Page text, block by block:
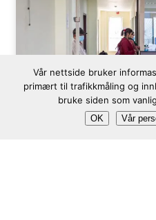
Vår nettside bruker
primært til trafikkmåling og
bruke siden som
OK Vår